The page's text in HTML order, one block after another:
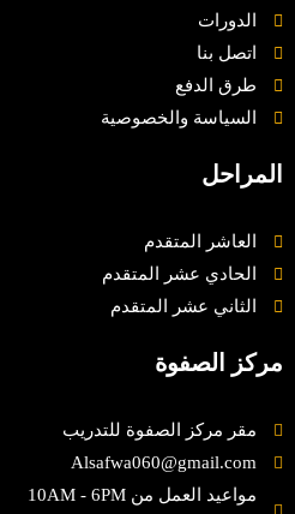
الدورات
اتصل بنا
طرق الدفع
السياسة والخصوصية
المراحل
العاشر المتقدم
الحادي عشر المتقدم
الثاني عشر المتقدم
مركز الصفوة
مقر مركز الصفوة للتدريب
Alsafwa060@gmail.com
مواعيد العمل من 10AM - 6PM